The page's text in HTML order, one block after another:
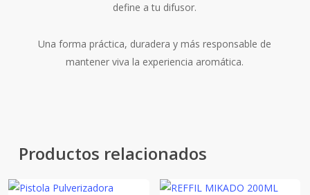
define a tu difusor.
Una forma práctica, duradera y más responsable de
mantener viva la experiencia aromática.
Productos relacionados